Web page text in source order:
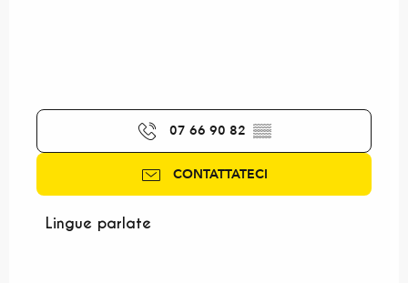
07 66 90 82 ▒▒
CONTATTATECI
Lingue parlate
Lingue parlate